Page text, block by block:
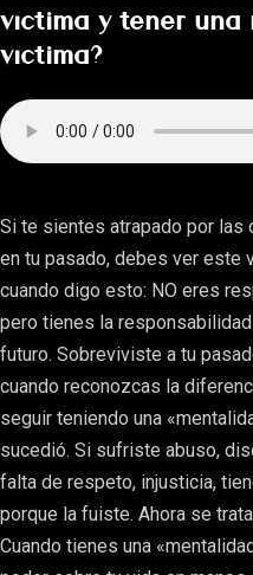
víctima y tener una
víctima?
Si te sientes atrapado por
en tu pasado, debes ver este
cuando digo esto: NO eres
pero tienes la
futuro. Sobreviviste a tu
cuando reconozcas la
seguir teniendo una
sucedió. Si sufriste abuso,
falta de respeto, injusticia,
porque la fuiste. Ahora se
Cuando tienes una